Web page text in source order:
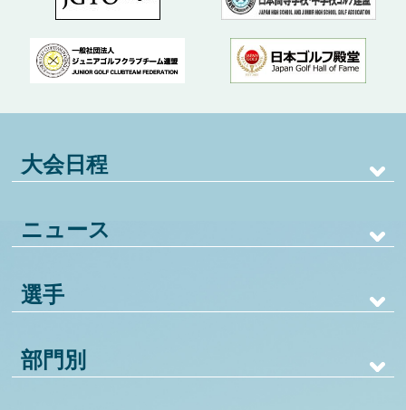
大会日程
ニュース
選手
部門別